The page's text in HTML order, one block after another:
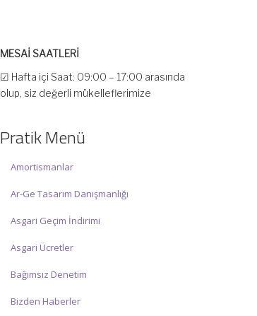
olup, siz değerli mükelleflerimize
hizmet vermektedir.
10:00 – 15:00 arasında olup, siz değerli
MÜŞAVİRLİK Ailesi olarak teşekkür
Pratik Menü
Amortismanlar
Ar-Ge Tasarım Danışmanlığı
Asgari Geçim İndirimi
Asgari Ücretler
Bağımsız Denetim
Bizden Haberler